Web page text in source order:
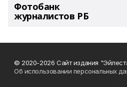
Фотобанк
журналистов РБ
© 2020-2026 Сайт издания
Об использовании персональных